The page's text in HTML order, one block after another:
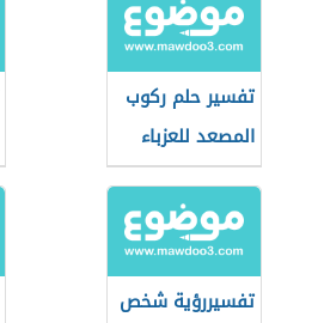
تفسير حلم ركوب
المصعد للعزباء
تفسيررؤية شخص